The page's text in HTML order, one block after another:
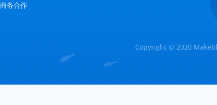
商务合作
Copyright © 2020